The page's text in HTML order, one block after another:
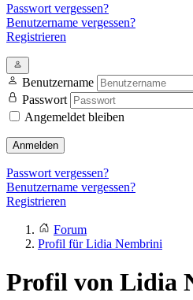
Passwort vergessen?
Benutzername vergessen?
Registrieren
Benutzername
Passwort
Angemeldet bleiben
Anmelden
Passwort vergessen?
Benutzername vergessen?
Registrieren
Forum
Profil für Lidia Nembrini
Profil von Lidia